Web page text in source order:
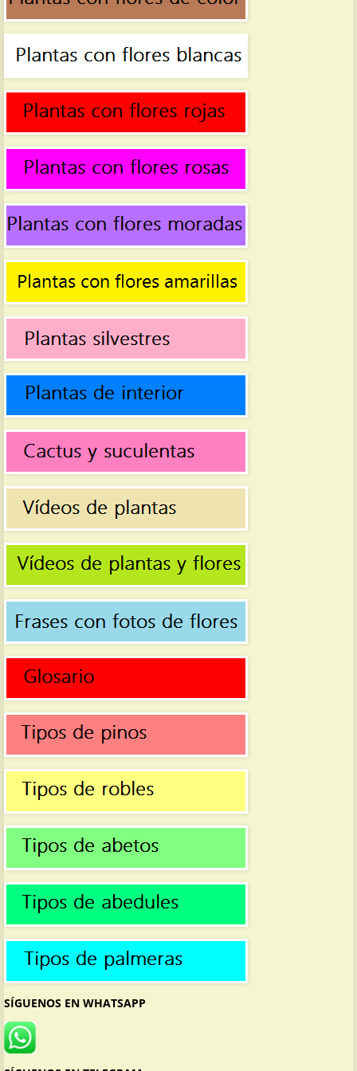
SÍGUENOS EN WHATSAPP